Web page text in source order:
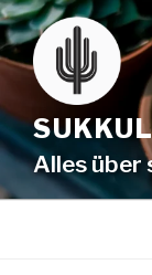
Alles über